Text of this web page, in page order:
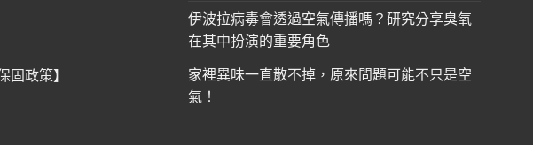
固政策】
伊波拉病毒會透過空氣傳播嗎？研究分享臭氧
在其中扮演的重要角色
家裡異味一直散不掉，原來問題可能不只是空
氣！